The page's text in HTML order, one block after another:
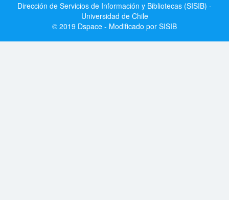
Dirección de Servicios de Información y Bibliotecas (SISIB) -
Universidad de Chile
© 2019 Dspace - Modificado por SISIB